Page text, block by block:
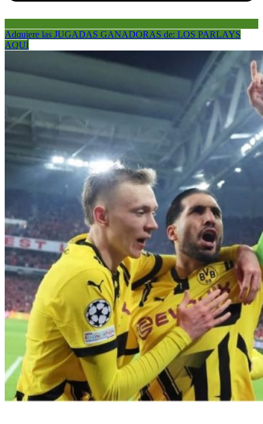
Adquiere las JUGADAS GANADORAS de: LOS PARLAYS
AQUÍ